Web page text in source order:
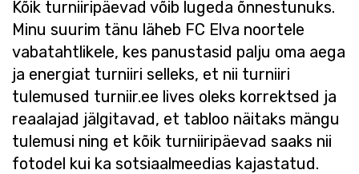
Kõik turniiripäevad võib lugeda õnnestunuks.
Minu suurim tänu läheb FC Elva noortele
vabatahtlikele, kes panustasid palju oma aega
ja energiat turniiri selleks, et nii turniiri
tulemused turniir.ee lives oleks korrektsed ja
reaalajad jälgitavad, et tabloo näitaks mängu
tulemusi ning et kõik turniiripäevad saaks nii
fotodel kui ka sotsiaalmeedias kajastatud.